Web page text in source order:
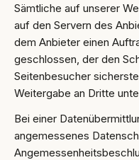
Sämtliche auf unserer
auf den Servern des
dem Anbieter einen
geschlossen, der den
Seitenbesucher
Weitergabe an Dritte
Bei einer
angemessenes